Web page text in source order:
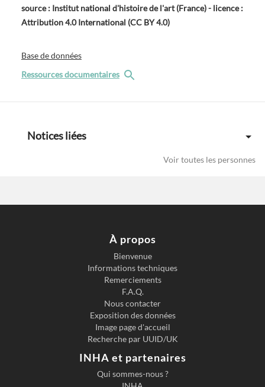
source : Institut national d'histoire de l'art (France) - licence :
Attribution 4.0 International (CC BY 4.0)
Base de données
Ressources documentaires
Notices liées
Voir toutes les personnes
À propos
Bienvenue
Informations techniques
Remerciements
F.A.Q.
Nous contacter
Exposition des données
Image page d'accueil
Recherche par UUID/UK
INHA et partenaires
Qui sommes-nous ?